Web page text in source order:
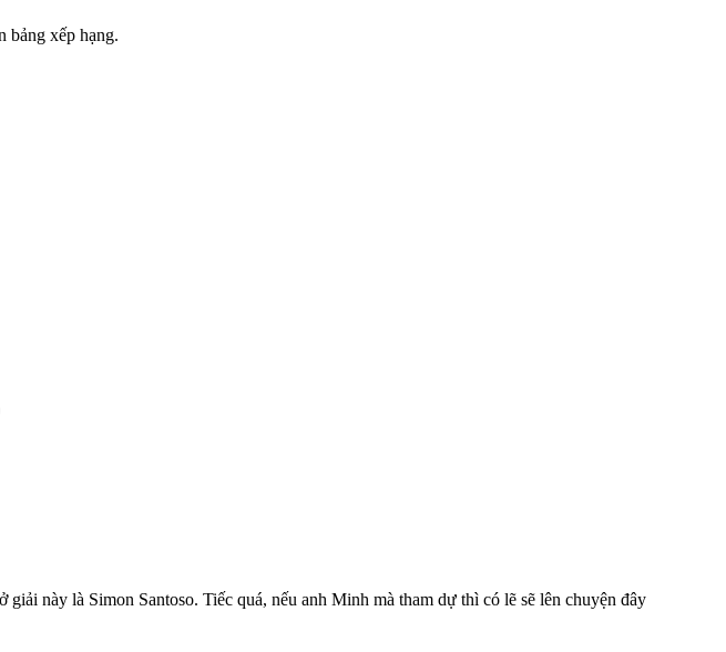
bảng xếp hạng.
này là Simon Santoso. Tiếc quá, nếu anh Minh mà tham dự thì có lẽ sẽ lên chuyện đây